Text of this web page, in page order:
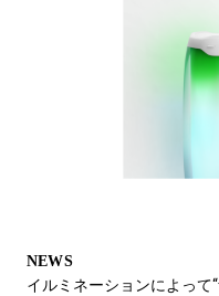
NEWS
イルミネーションによって